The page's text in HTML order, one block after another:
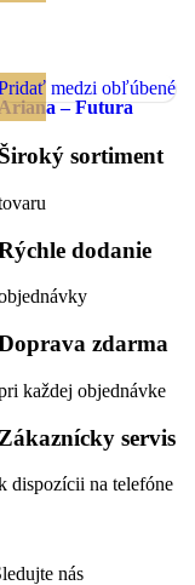
medzi obľúbené
– Futura
sortiment
dodanie
zdarma
každej objednávke
servis
dispozícii na telefóne
nás